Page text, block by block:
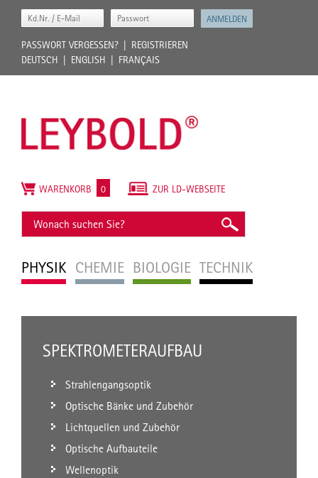
PASSWORT VERGESSEN?
REGISTRIEREN
DEUTSCH
ENGLISH FRANÇAIS
PHYSIK CHEMIE BIOLOGIE TECHNIK
ZUR LD-WEBSEITE
WARENKORB 0
SPEKTROMETERAUFBAU
Strahlengangsoptik
Optische Bänke und Zubehör
Lichtquellen und Zubehör
Optische Aufbauteile
Wellenoptik